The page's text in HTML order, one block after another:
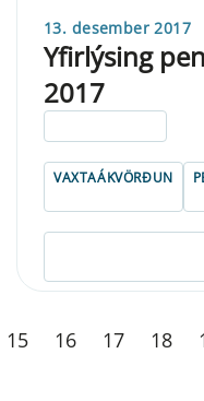
13. desember 2017
Yfirlýsing
2017
VAXTAÁKVÖRÐUN
15 16 17 18